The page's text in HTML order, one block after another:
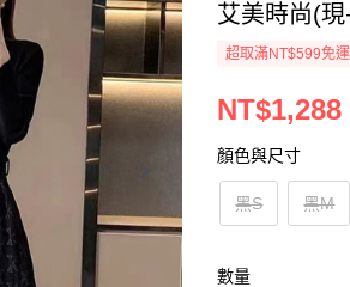
艾美時尚(
超取滿NT$599免運
NT$1,288
顏色與尺寸
黑S 黑M
數量